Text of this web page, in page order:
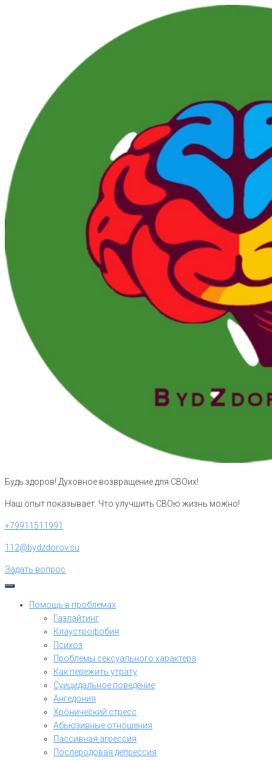
Будь здоров! Духовное возвращение для СВОих!
Наш опыт показывает. Что улучшить СВОю жизнь можно!
+79911511991
112@bydzdorov.su
Задать вопрос
Помощь в проблемах
Газлайтинг
Клаустрофобия
Психоз
Проблемы сексуального характера
Как пережить утрату
Суицидальное поведение
Ангедония
Хронический стресс
Абьюзивные отношения
Пассивная агрессия
Послеродовая депрессия